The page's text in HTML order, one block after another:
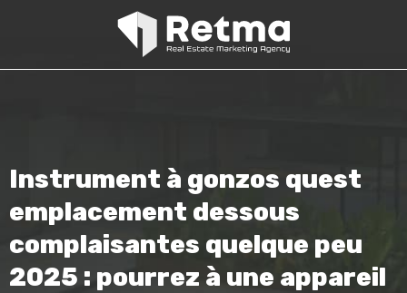
Instrument à gonzos quest
emplacement dessous
complaisantes quelque peu
2025 : pourrez à une appareil